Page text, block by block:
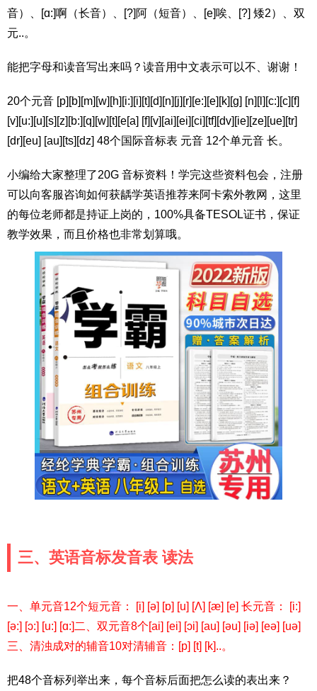
音）、[ɑ:]啊（长音）、[?]阿（短音）、[e]唉、[?] 矮2）、双
元..。
能把字母和读音写出来吗？读音用中文表示可以不、谢谢！
20个元音 [p][b][m][w][h][i:][i][t][d][n][j][r][e:][e][k][g] [n][l][c:][c][f]
[v][u:][u][s][z][b:][q][w][t][e[a] [f][v][ai][ei][ci][tf][dv][ie][ze][ue][tr]
[dr][eu] [au][ts][dz] 48个国际音标表 元音 12个单元音 长。
小编给大家整理了20G 音标资料！学完这些资料包会，注册
可以向客服咨询如何获龋学英语推荐来阿卡索外教网，这里
的每位老师都是持证上岗的，100%具备TESOL证书，保证
教学效果，而且价格也非常划算哦。
三、英语音标发音表 读法
一、单元音12个短元音： [i] [ə] [ɒ] [u] [Λ] [æ] [e] 长元音： [i:]
[ə:] [ɔ:] [u:] [ɑ:]二、双元音8个[ai] [ei] [ɔi] [au] [əu] [iə] [eə] [uə]
三、清浊成对的辅音10对清辅音：[p] [t] [k]..。
把48个音标列举出来，每个音标后面把怎么读的表出来？